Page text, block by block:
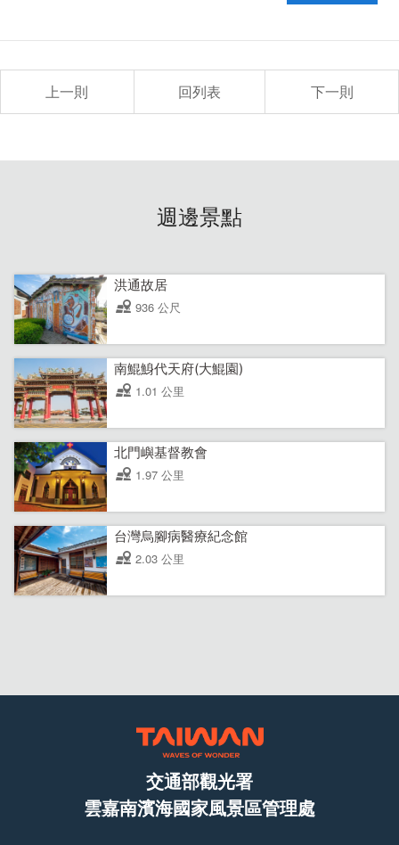
上一則 回列表 下一則
週邊景點
洪通故居
936 公尺
南鯤鯓代天府(大鯤園)
1.01 公里
北門嶼基督教會
1.97 公里
台灣烏腳病醫療紀念館
2.03 公里
交通部觀光署
雲嘉南濱海國家風景區管理處